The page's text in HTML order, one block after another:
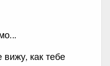
как тебе